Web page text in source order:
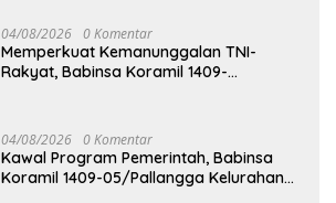
04/08/2026 0 Komentar
Memperkuat Kemanunggalan TNI-
Rakyat, Babinsa Koramil 1409-
04/08/2026 0 Komentar
Kawal Program Pemerintah, Babinsa
Koramil 1409-05/Pallangga Kelurahan